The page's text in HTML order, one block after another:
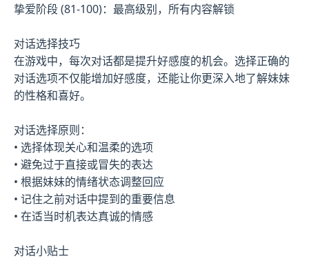
挚爱阶段 (81-100)：最高级别，所有内容解锁
对话选择技巧
在游戏中，每次对话都是提升好感度的机会。选择正确的
对话选项不仅能增加好感度，还能让你更深入地了解妹妹
的性格和喜好。
对话选择原则：
• 选择体现关心和温柔的选项
• 避免过于直接或冒失的表达
• 根据妹妹的情绪状态调整回应
• 记住之前对话中提到的重要信息
• 在适当时机表达真诚的情感
对话小贴士